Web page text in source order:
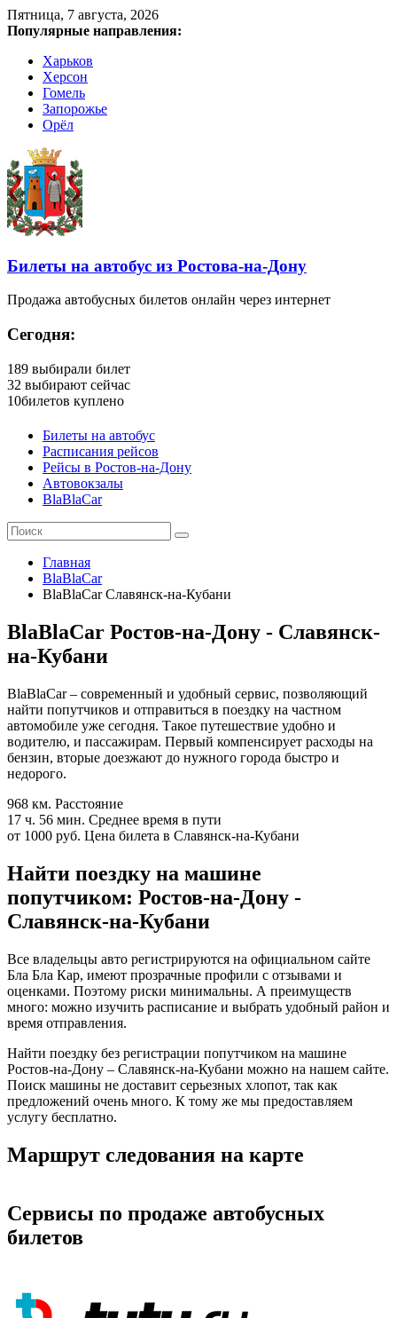
Пятница, 7 августа, 2026
Популярные направления:
Харьков
Херсон
Гомель
Запорожье
Орёл
Билеты на автобус из Ростова-на-Дону
Продажа автобусных билетов онлайн через интернет
Сегодня:
189 выбирали билет
32 выбирают сейчас
10билетов куплено
Билеты на автобус
Расписания рейсов
Рейсы в Ростов-на-Дону
Автовокзалы
BlaBlaCar
Главная
BlaBlaCar
BlaBlaCar Славянск-на-Кубани
BlaBlaCar Ростов-на-Дону - Славянск-
на-Кубани
BlaBlaCar – современный и удобный сервис, позволяющий
найти попутчиков и отправиться в поездку на частном
автомобиле уже сегодня. Такое путешествие удобно и
водителю, и пассажирам. Первый компенсирует расходы на
бензин, вторые доезжают до нужного города быстро и
недорого.
968 км. Расстояние
17 ч. 56 мин. Среднее время в пути
от 1000 руб. Цена билета в Славянск-на-Кубани
Найти поездку на машине
попутчиком: Ростов-на-Дону -
Славянск-на-Кубани
Все владельцы авто регистрируются на официальном сайте
Бла Бла Кар, имеют прозрачные профили с отзывами и
оценками. Поэтому риски минимальны. А преимуществ
много: можно изучить расписание и выбрать удобный район и
время отправления.
Найти поездку без регистрации попутчиком на машине
Ростов-на-Дону – Славянск-на-Кубани можно на нашем сайте.
Поиск машины не доставит серьезных хлопот, так как
предложений очень много. К тому же мы предоставляем
услугу бесплатно.
Маршрут следования на карте
Сервисы по продаже автобусных
билетов